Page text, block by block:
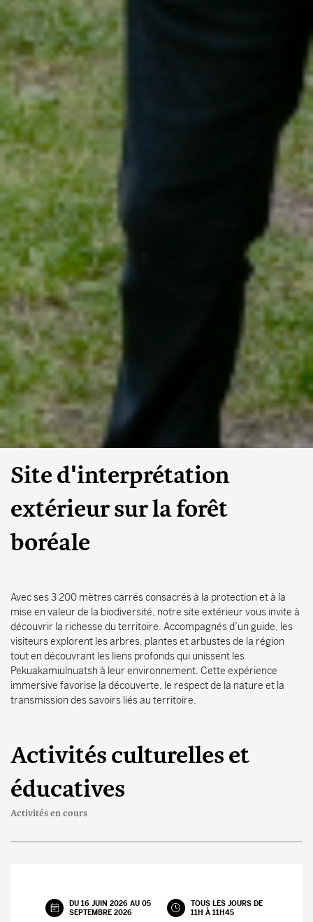
Site d'interprétation
extérieur sur la forêt
boréale
Avec ses 3 200 mètres carrés consacrés à la protection et à la
mise en valeur de la biodiversité, notre site extérieur vous invite à
découvrir la richesse du territoire. Accompagnés d’un guide, les
visiteurs explorent les arbres, plantes et arbustes de la région
tout en découvrant les liens profonds qui unissent les
Pekuakamiulnuatsh à leur environnement. Cette expérience
immersive favorise la découverte, le respect de la nature et la
transmission des savoirs liés au territoire.
Activités culturelles et
éducatives
Activités en cours
DU 16 JUIN 2026 AU 05
SEPTEMBRE 2026
TOUS LES JOURS DE
11H À 11H45
Recherche
FERMER